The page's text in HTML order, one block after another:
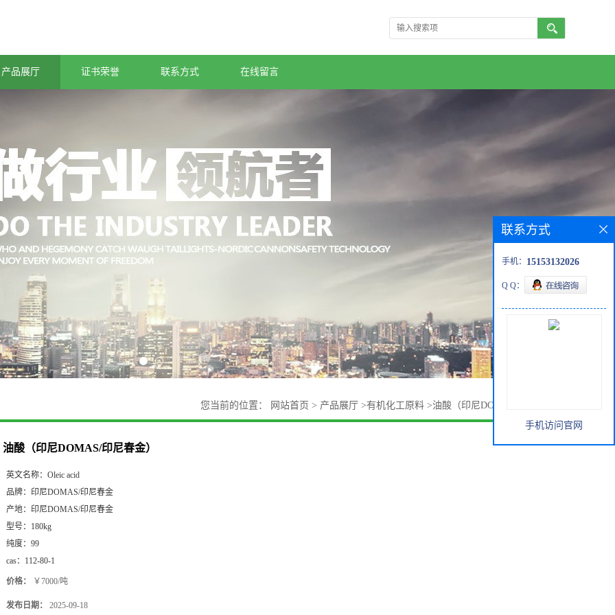
产品展厅 证书荣誉 联系方式 在线留言
您当前的位置： 网站首页 > 产品展厅 >有机化工原料 >油酸（印尼DOMAS/印尼春金）
油酸（印尼DOMAS/印尼春金）
英文名称： Oleic acid
品牌： 印尼DOMAS/印尼春金
产地： 印尼DOMAS/印尼春金
型号： 180kg
纯度： 99
cas： 112-80-1
价格： ￥7000/吨
发布日期： 2025-09-18
联系方式
手机： 15153132026
Q Q：
手机访问官网